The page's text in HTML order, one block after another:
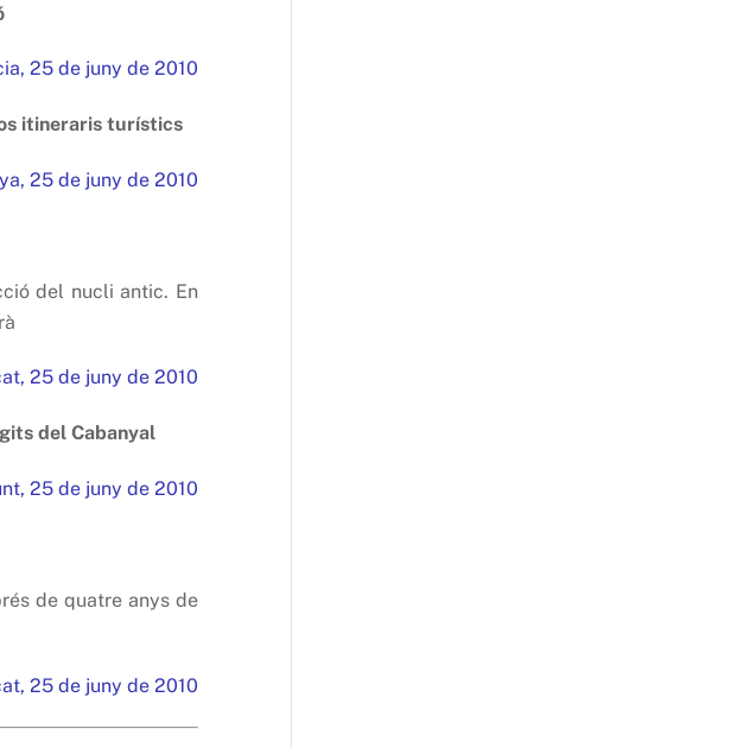
25 de juny de 2010
itineraris turístics
25 de juny de 2010
del nucli antic. En
25 de juny de 2010
del Cabanyal
25 de juny de 2010
de quatre anys de
25 de juny de 2010